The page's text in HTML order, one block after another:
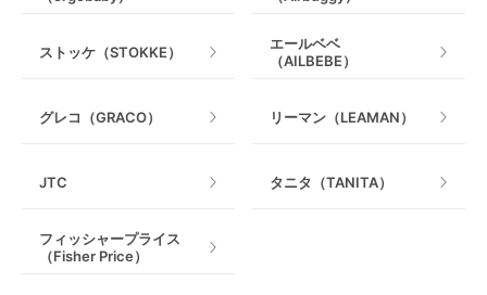
ストッケ（STOKKE）
エールベベ
（AILBEBE）
グレコ（GRACO） リーマン（LEAMAN）
JTC タニタ（TANITA）
フィッシャープライス
（Fisher Price）